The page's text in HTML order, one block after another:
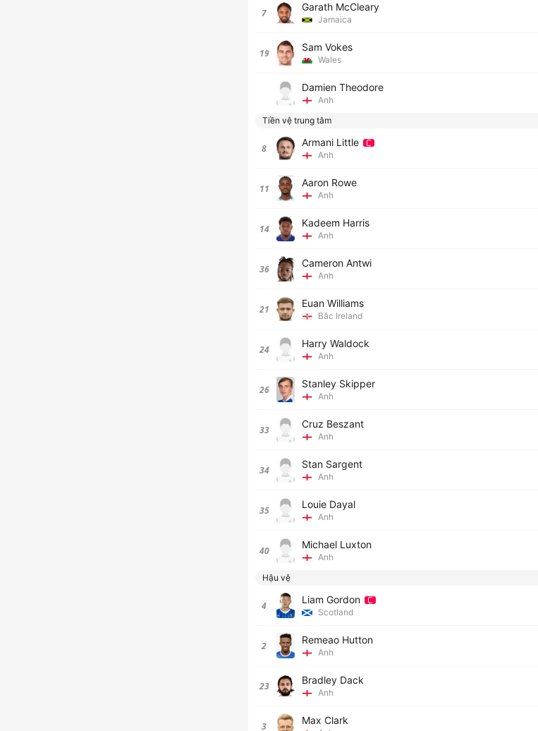
7 Garath McCleary
Jamaica
19 Sam Vokes
Wales
Damien Theodore
Anh
Tiền vệ trung tâm
8 Armani Little
Anh
11 Aaron Rowe
Anh
14 Kadeem Harris
Anh
36 Cameron Antwi
Anh
21 Euan Williams
Bắc Ireland
24 Harry Waldock
Anh
26 Stanley Skipper
Anh
33 Cruz Beszant
Anh
34 Stan Sargent
Anh
35 Louie Dayal
Anh
40 Michael Luxton
Anh
Hậu vệ
4 Liam Gordon
Scotland
2 Remeao Hutton
Anh
23 Bradley Dack
Anh
3 Max Clark